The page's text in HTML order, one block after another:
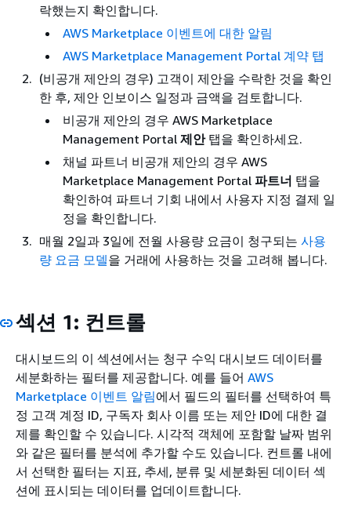
락했는지 확인합니다.
AWS Marketplace 이벤트에 대한 알림
AWS Marketplace Management Portal 계약 탭
(비공개 제안의 경우) 고객이 제안을 수락한 것을 확인
한 후, 제안 인보이스 일정과 금액을 검토합니다.
비공개 제안의 경우 AWS Marketplace
Management Portal 제안탭을 확인하세요.
채널 파트너 비공개 제안의 경우 AWS
Marketplace Management Portal 파트너 탭을
확인하여 파트너 기회 내에서 사용자 지정 결제 일
정을 확인합니다.
매월 2일과 3일에 전월 사용량 요금이 청구되는 사용
량 요금 모델을 거래에 사용하는 것을 고려해 봅니다.
섹션 1: 컨트롤
대시보드의 이 섹션에서는 청구 수익 대시보드 데이터를
세분화하는 필터를 제공합니다. 예를 들어 AWS
Marketplace 이벤트 알림에서 필드의 필터를 선택하여 특
정 고객 계정 ID, 구독자 회사 이름 또는 제안 ID에 대한 결
제를 확인할 수 있습니다. 시각적 객체에 포함할 날짜 범위
와 같은 필터를 분석에 추가할 수도 있습니다. 컨트롤 내에
서 선택한 필터는 지표, 추세, 분류 및 세분화된 데이터 섹
션에 표시되는 데이터를 업데이트합니다.